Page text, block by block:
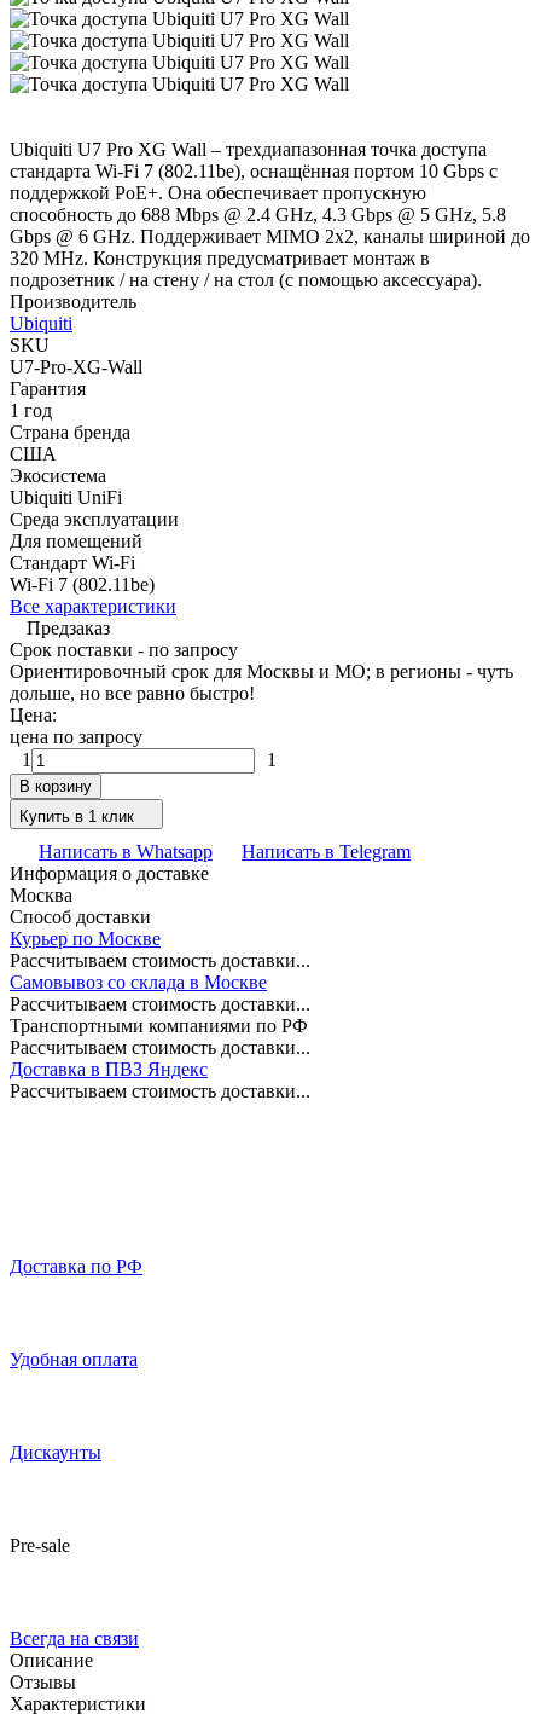
Ubiquiti U7 Pro XG Wall – трехдиапазонная точка доступа
стандарта Wi-Fi 7 (802.11be), оснащённая портом 10 Gbps с
поддержкой PoE+. Она обеспечивает пропускную
способность до 688 Mbps @ 2.4 GHz, 4.3 Gbps @ 5 GHz, 5.8
Gbps @ 6 GHz. Поддерживает MIMO 2x2, каналы шириной до
320 MHz. Конструкция предусматривает монтаж в
подрозетник / на стену / на стол (с помощью аксессуара).
Производитель
Ubiquiti
SKU
U7-Pro-XG-Wall
Гарантия
1 год
Страна бренда
США
Экосистема
Ubiquiti UniFi
Среда эксплуатации
Для помещений
Стандарт Wi-Fi
Wi-Fi 7 (802.11be)
Все характеристики
Предзаказ
Срок поставки - по запросу
Ориентировочный срок для Москвы и МО; в регионы - чуть
дольше, но все равно быстро!
Цена:
цена по запросу
1
1
В корзину
Купить в 1 клик
Написать в Whatsapp
Написать в Telegram
Информация о доставке
Москва
Способ доставки
Курьер по Москве
Рассчитываем стоимость доставки...
Самовывоз со склада в Москве
Рассчитываем стоимость доставки...
Транспортными компаниями по РФ
Рассчитываем стоимость доставки...
Доставка в ПВЗ Яндекс
Рассчитываем стоимость доставки...
Доставка по РФ
Удобная оплата
Дискаунты
Pre-sale
Всегда на связи
Описание
Отзывы
Характеристики